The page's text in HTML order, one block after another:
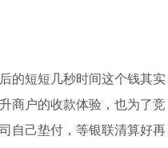
的短短几秒时间这个钱其实
商户的收款体验，也为了竞
自己垫付，等银联清算好再